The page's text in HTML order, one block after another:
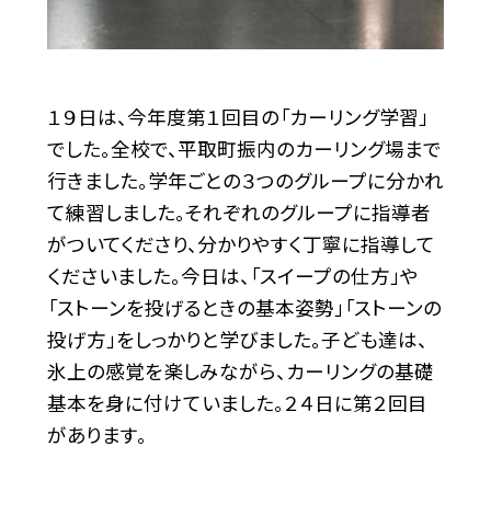
１９日は、今年度第１回目の「カーリング学習」
でした。全校で、平取町振内のカーリング場まで
行きました。学年ごとの３つのグループに分かれ
て練習しました。それぞれのグループに指導者
がついてくださり、分かりやすく丁寧に指導して
くださいました。今日は、「スイープの仕方」や
「ストーンを投げるときの基本姿勢」「ストーンの
投げ方」をしっかりと学びました。子ども達は、
氷上の感覚を楽しみながら、カーリングの基礎
基本を身に付けていました。２４日に第２回目
があります。